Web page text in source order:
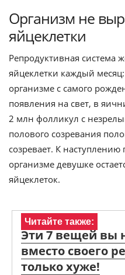
Организм не
яйцеклетки
Репродуктивная
яйцеклетки каждый
организме с самого
появления на свет, в
2 млн фолликул с
полового созревания
созревает. К
организме девушке
яйцеклеток.
Читайте также:
Эти 7 вещей вы
вместо своего
только хуже!